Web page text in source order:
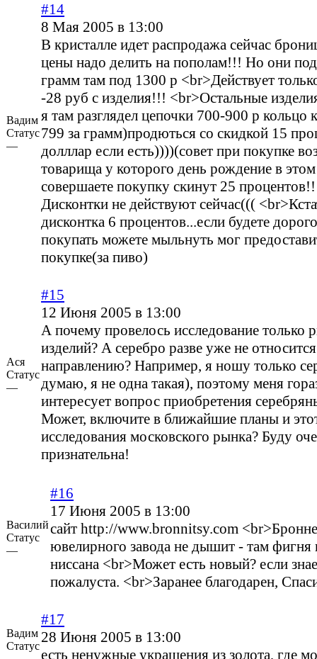
Вадим
Статус
—
#14
8 Мая 2005 в 13:00
В кристалле идет распродажа сейчас
цены надо делить на пополам!!! Но они
грамм там под 1300 р <br>Действует
-28 руб с изделия!!! <br>Остальные
я там разглядел цепочки 700-900 р кольцо
799 за грамм)продються со скидкой 15
долллар если есть))))(совет при покупке
товарища у которого день рождение в
совершаете покупку скинут 25
Дисконтки не действуют сейчас(((
дисконтка 6 процентов...если будете
покупать можете мыльнуть мог
покупке(за пиво)
Ася
Статус
—
#15
12 Июня 2005 в 13:00
А почему провелось исследование только
изделий? А серебро разве уже не
направлению? Например, я ношу только
думаю, я не одна такая), поэтому меня
интересует вопрос приобретения
Может, включите в ближайшие планы и
исследования московского рынка? Буду
признательна!
Василий
Статус
—
#16
17 Июня 2005 в 13:00
сайт http://www.bronnitsy.com
ювелирного завода не дышит - там фигня
ниссана <br>Может есть новый? если
пожалуста. <br>Заранее благодарен,
Вадим
Статус
#17
28 Июня 2005 в 13:00
есть ненужные украшения из золота, где